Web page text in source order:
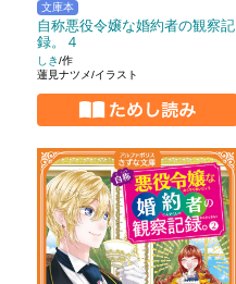
文庫本
自称悪役令嬢な婚約者の観察記
録。４
しき/作
蓮見ナツメ/イラスト